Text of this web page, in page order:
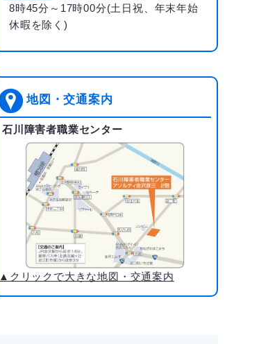
8時45分～17時00分(土日祝、年末年始
休暇を除く)
地図・交通案内
石川障害者職業センター
▲クリックで大きな地図・交通案内